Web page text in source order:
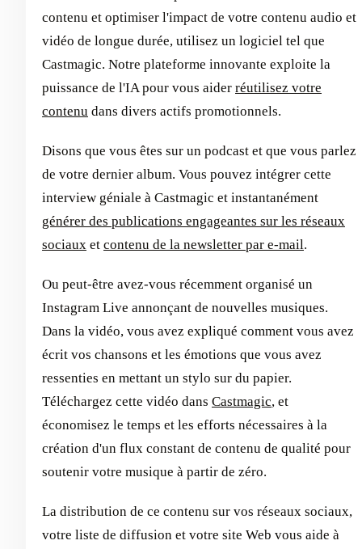
contenu et optimiser l'impact de votre contenu audio et
vidéo de longue durée, utilisez un logiciel tel que
Castmagic. Notre plateforme innovante exploite la
puissance de l'IA pour vous aider réutilisez votre
contenu dans divers actifs promotionnels.
Disons que vous êtes sur un podcast et que vous parlez
de votre dernier album. Vous pouvez intégrer cette
interview géniale à Castmagic et instantanément
générer des publications engageantes sur les réseaux
sociaux et contenu de la newsletter par e-mail.
Ou peut-être avez-vous récemment organisé un
Instagram Live annonçant de nouvelles musiques.
Dans la vidéo, vous avez expliqué comment vous avez
écrit vos chansons et les émotions que vous avez
ressenties en mettant un stylo sur du papier.
Téléchargez cette vidéo dans Castmagic, et
économisez le temps et les efforts nécessaires à la
création d'un flux constant de contenu de qualité pour
soutenir votre musique à partir de zéro.
La distribution de ce contenu sur vos réseaux sociaux,
votre liste de diffusion et votre site Web vous aide à